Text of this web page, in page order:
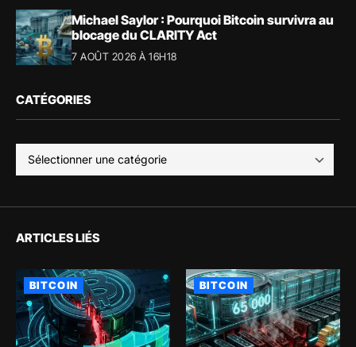
Michael Saylor : Pourquoi Bitcoin survivra au
blocage du CLARITY Act
7 AOÛT 2026 À 16H18
CATÉGORIES
ARTICLES LIÉS
BITCOIN BITCOIN